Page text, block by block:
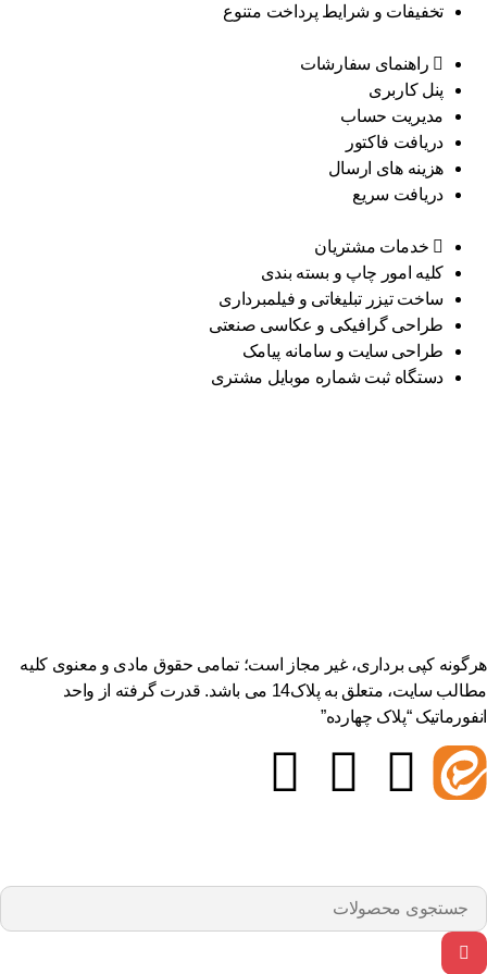
تخفیفات و شرایط پرداخت متنوع
راهنمای سفارشات
پنل کاربری
مدیریت حساب
دریافت فاکتور
هزینه های ارسال
دریافت سریع
خدمات مشتریان
کلیه امور چاپ و بسته بندی
ساخت تیزر تبلیغاتی و فیلمبرداری
طراحی گرافیکی و عکاسی صنعتی
طراحی سایت و سامانه پیامک
دستگاه ثبت شماره موبایل مشتری
هرگونه کپی برداری، غیر مجاز است؛ تمامی حقوق مادی و معنوی کلیه
مطالب سایت، متعلق به پلاک14 می باشد. قدرت گرفته از واحد
انفورماتیک “پلاک چهارده”